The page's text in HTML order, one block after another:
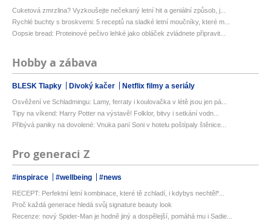
Cuketová zmrzlina? Vyzkoušejte nečekaný letní hit a geniální způsob, j...
Rychlé buchty s broskvemi: 5 receptů na sladké letní moučníky, které m...
Oopsie bread: Proteinové pečivo lehké jako obláček zvládnete připravit...
Hobby a zábava
BLESK Tlapky Divoký kačer Netflix filmy a seriály
Osvěžení ve Schladmingu: Lamy, ferraty i koulovačka v létě jsou jen pá...
Tipy na víkend: Harry Potter na výstavě! Folklor, bitvy i setkání vodn...
Přibývá paniky na dovolené: Vnuka paní Soni v hotelu poštípaly štěnice...
Pro generaci Z
#inspirace #wellbeing #news
RECEPT: Perfektní letní kombinace, které tě zchladí, i kdybys nechtěl*...
Proč každá generace hledá svůj signature beauty look
Recenze: nový Spider-Man je hodně jiný a dospělejší, pomáhá mu i Sadie...